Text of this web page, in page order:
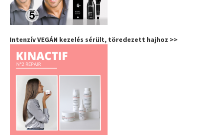
Intenzív VEGÁN kezelés sérült, töredezett hajhoz >>